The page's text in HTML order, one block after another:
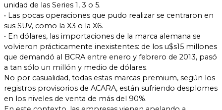
unidad de las Series 1, 3 o 5.
• Las pocas operaciones que pudo realizar se centraron en
sus SUV, como la X3 o la X6.
• En dólares, las importaciones de la marca alemana se
volvieron prácticamente inexistentes: de los u$s15 millones
que demandó al BCRA entre enero y febrero de 2013, pasó
a tan sólo un millón y medio de dólares.
No por casualidad, todas estas marcas premium, según los
registros provisorios de ACARA, están sufriendo desplomes
en los niveles de venta de más del 90%.